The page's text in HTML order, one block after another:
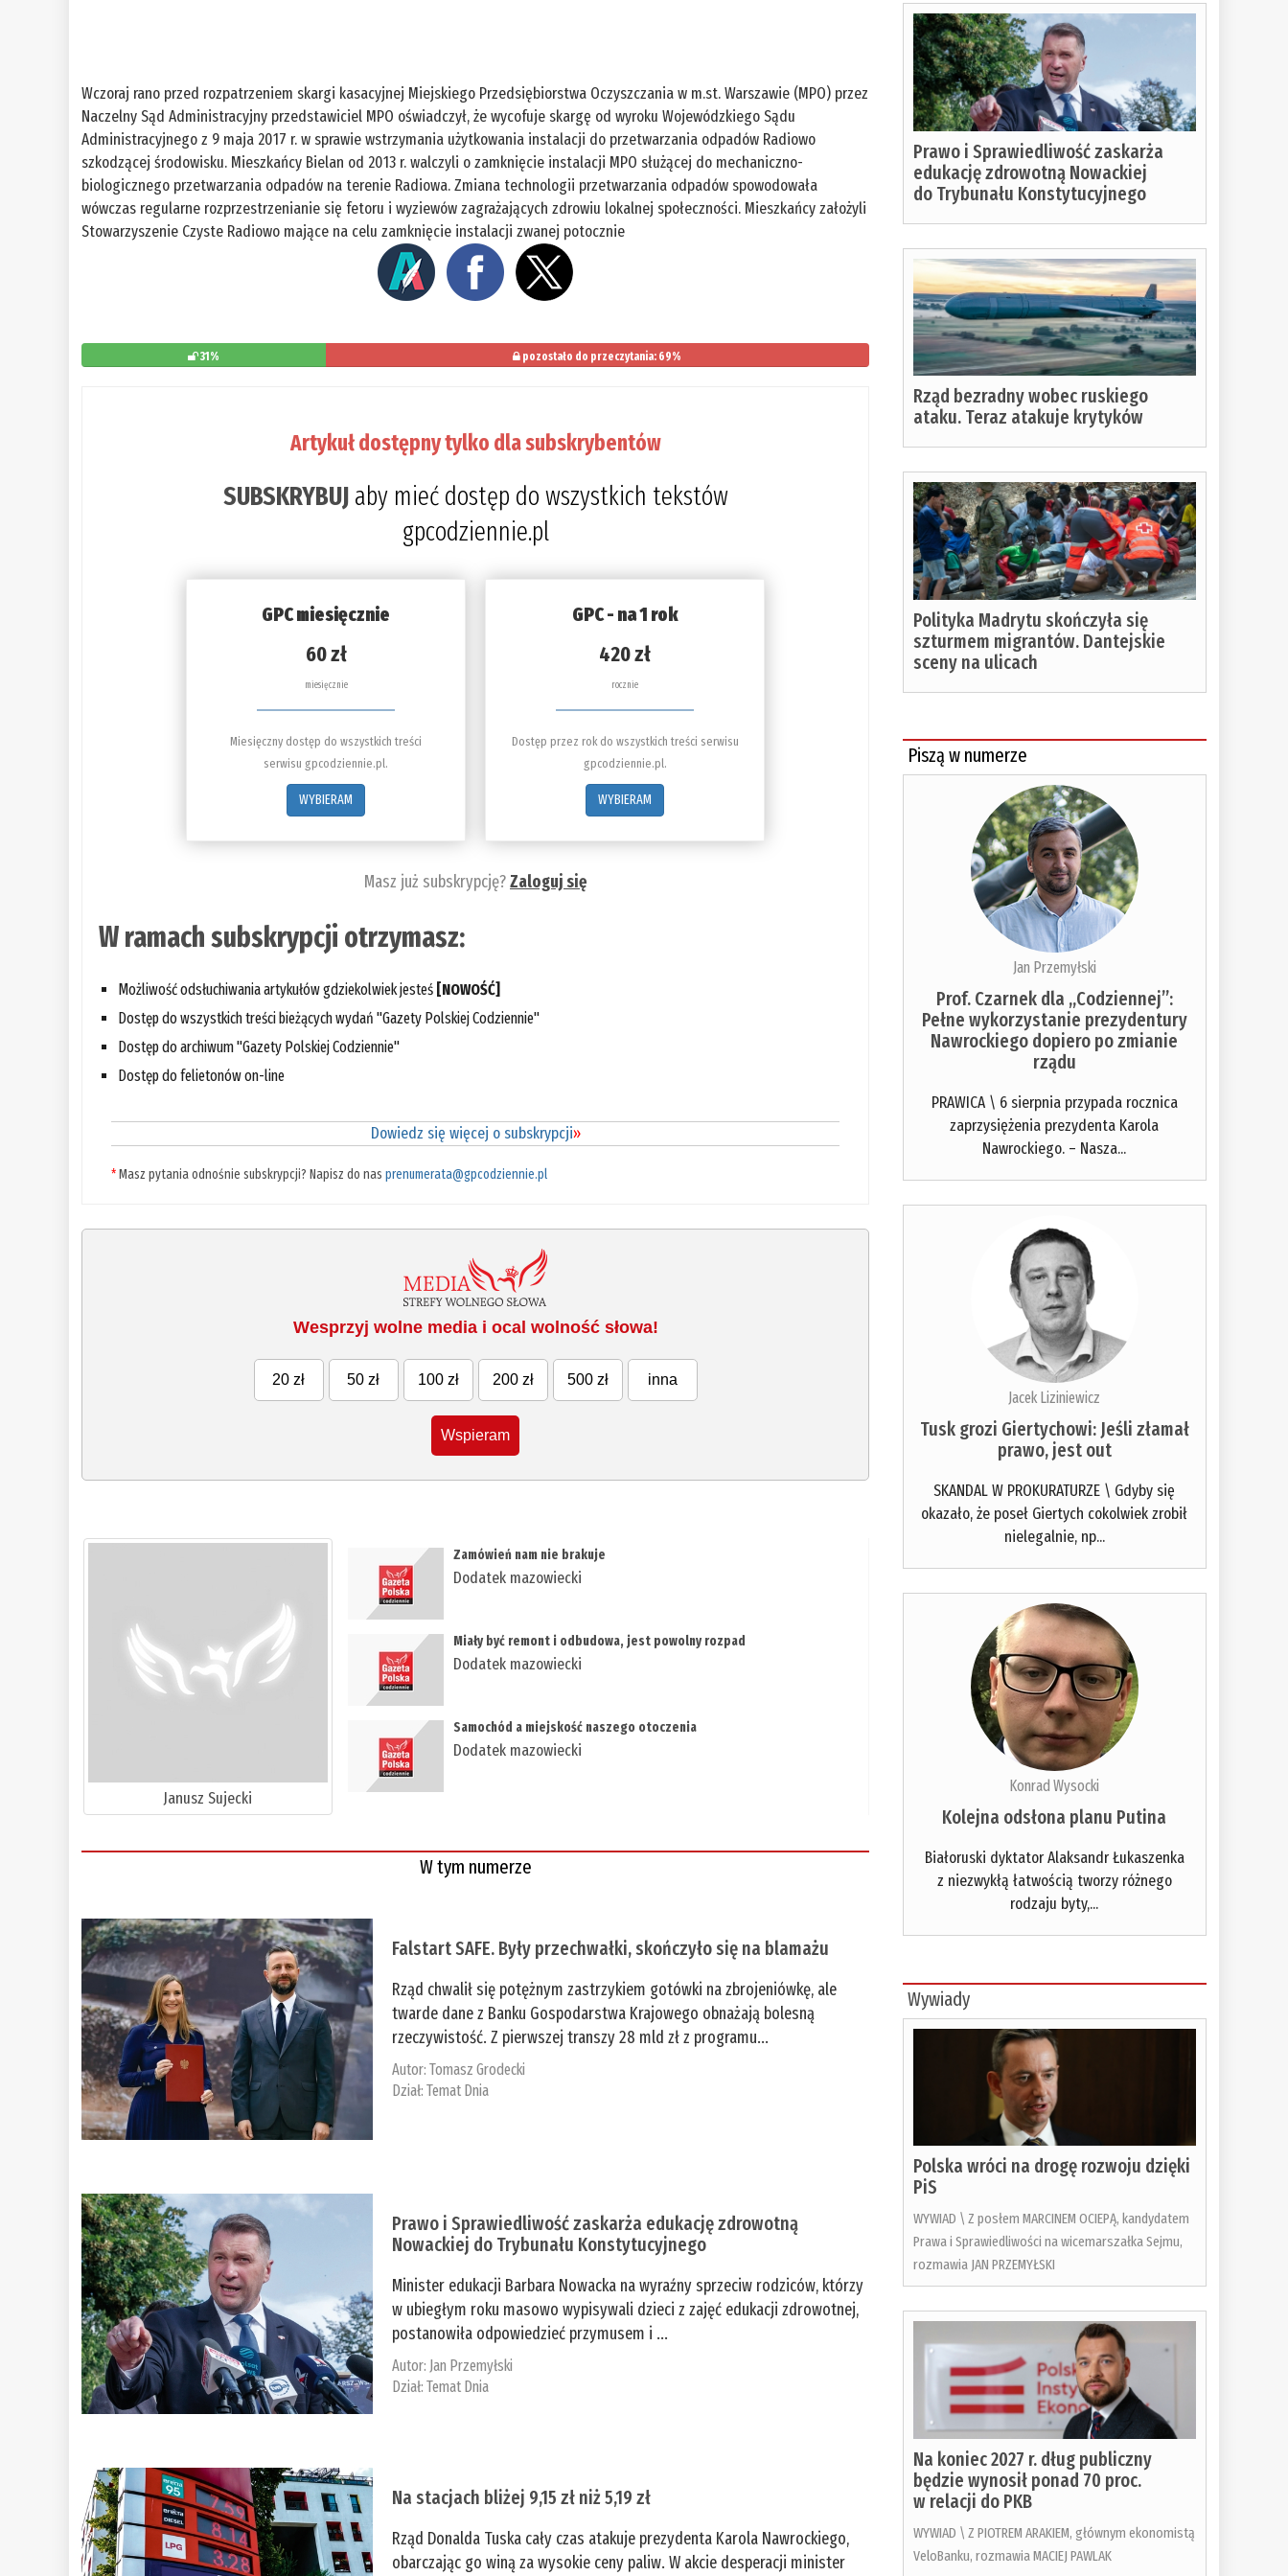
Wczoraj rano przed rozpatrzeniem skargi kasacyjnej Miejskiego Przedsiębiorstwa Oczyszczania w m.st. Warszawie (MPO) przez
Naczelny Sąd Administracyjny przedstawiciel MPO oświadczył, że wycofuje skargę od wyroku Wojewódzkiego Sądu
Administracyjnego z 9 maja 2017 r. w sprawie wstrzymania użytkowania instalacji do przetwarzania odpadów Radiowo
szkodzącej środowisku. Mieszkańcy Bielan od 2013 r. walczyli o zamknięcie instalacji MPO służącej do mechaniczno-
biologicznego przetwarzania odpadów na terenie Radiowa. Zmiana technologii przetwarzania odpadów spowodowała
wówczas regularne rozprzestrzenianie się fetoru i wyziewów zagrażających zdrowiu lokalnej społeczności. Mieszkańcy założyli
Stowarzyszenie Czyste Radiowo mające na celu zamknięcie instalacji zwanej potocznie
31% pozostało do przeczytania: 69%
Artykuł dostępny tylko dla subskrybentów
SUBSKRYBUJaby mieć dostęp do wszystkich tekstów
gpcodziennie.pl
GPC miesięcznie
60 zł
miesięcznie
Miesięczny dostęp do wszystkich treści
serwisu gpcodziennie.pl.
WYBIERAM
GPC - na 1 rok
420 zł
rocznie
Dostęp przez rok do wszystkich treści serwisu
gpcodziennie.pl.
WYBIERAM
Masz już subskrypcję?Zaloguj się
W ramach subskrypcji otrzymasz:
Możliwość odsłuchiwania artykułów gdziekolwiek jesteś [NOWOŚĆ]
Dostęp do wszystkich treści bieżących wydań "Gazety Polskiej Codziennie"
Dostęp do archiwum "Gazety Polskiej Codziennie"
Dostęp do felietonów on-line
Dowiedz się więcej o subskrypcji»
*Masz pytania odnośnie subskrypcji? Napisz do nasprenumerata@gpcodziennie.pl
Wesprzyj wolne media i ocal wolność słowa!
20 zł 50 zł 100 zł 200 zł 500 zł inna
Wspieram
Janusz Sujecki
Zamówień nam nie brakuje
Dodatek mazowiecki
Miały być remont i odbudowa, jest powolny rozpad
Dodatek mazowiecki
Samochód a miejskość naszego otoczenia
Dodatek mazowiecki
W tym numerze
Falstart SAFE. Były przechwałki, skończyło się na blamażu
Rząd chwalił się potężnym zastrzykiem gotówki na zbrojeniówkę, ale
twarde dane z Banku Gospodarstwa Krajowego obnażają bolesną
rzeczywistość. Z pierwszej transzy 28 mld zł z programu...
Autor:Tomasz Grodecki
Dział:Temat Dnia
Prawo i Sprawiedliwość zaskarża edukację zdrowotną
Nowackiej do Trybunału Konstytucyjnego
Minister edukacji Barbara Nowacka na wyraźny sprzeciw rodziców, którzy
w ubiegłym roku masowo wypisywali dzieci z zajęć edukacji zdrowotnej,
postanowiła odpowiedzieć przymusem i ...
Autor: Jan Przemyłski
Dział:Temat Dnia
Na stacjach bliżej 9,15 zł niż 5,19 zł
Rząd Donalda Tuska cały czas atakuje prezydenta Karola Nawrockiego,
obarczając go winą za wysokie ceny paliw. W akcie desperacji minister
Prawo i Sprawiedliwość zaskarża
edukację zdrowotną Nowackiej
do Trybunału Konstytucyjnego
Rząd bezradny wobec ruskiego
ataku. Teraz atakuje krytyków
Polityka Madrytu skończyła się
szturmem migrantów. Dantejskie
sceny na ulicach
Piszą w numerze
Jan Przemyłski
Prof. Czarnek dla „Codziennej”:
Pełne wykorzystanie prezydentury
Nawrockiego dopiero po zmianie
rządu
PRAWICA \ 6 sierpnia przypada rocznica
zaprzysiężenia prezydenta Karola
Nawrockiego. – Nasza...
Jacek Liziniewicz
Tusk grozi Giertychowi: Jeśli złamał
prawo, jest out
SKANDAL W PROKURATURZE \ Gdyby się
okazało, że poseł Giertych cokolwiek zrobił
nielegalnie, np...
Konrad Wysocki
Kolejna odsłona planu Putina
Białoruski dyktator Alaksandr Łukaszenka
z niezwykłą łatwością tworzy różnego
rodzaju byty,...
Wywiady
Polska wróci na drogę rozwoju dzięki
PiS
WYWIAD \ Z posłem MARCINEM OCIEPĄ, kandydatem
Prawa i Sprawiedliwości na wicemarszałka Sejmu,
rozmawia JAN PRZEMYŁSKI
Na koniec 2027 r. dług publiczny
będzie wynosił ponad 70 proc.
w relacji do PKB
WYWIAD \ Z PIOTREM ARAKIEM, głównym ekonomistą
VeloBanku, rozmawia MACIEJ PAWLAK